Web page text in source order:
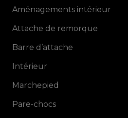
Aménagements intérieur
Attache de remorque
Barre d’attache
Intérieur
Marchepied
Pare-chocs